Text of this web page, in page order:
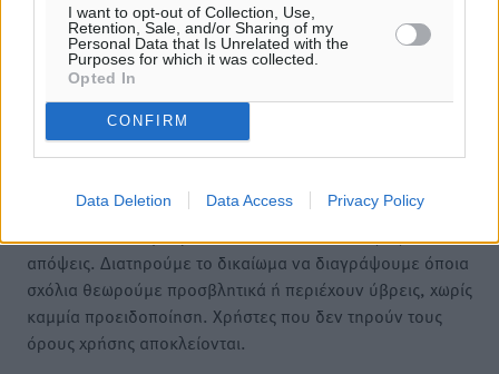
I want to opt-out of Collection, Use,
Retention, Sale, and/or Sharing of my
Personal Data that Is Unrelated with the
Purposes for which it was collected.
Opted In
CONFIRM
Data Deletion Data Access Privacy Policy
ΤΟΠΙΚΈΣ ΕΙΔΉΣΕΙΣ
Το νέο Ειδικό Χωροταξικό για τον Τουρισμό
ξανασχεδιάζει τον επενδυτικό χάρτη της Ρόδου
09.08.26 · 08:16
Σχολιασμός Άρθρου
Τα σχόλια εκφράζουν αποκλειστικά τον εκάστοτε
απόψεις. Διατηρούμε το δικαίωμα να διαγράψουμε όποια
σχόλια θεωρούμε προσβλητικά ή περιέχουν ύβρεις, χωρίς
καμμία προειδοποίηση. Χρήστες που δεν τηρούν τους
όρους χρήσης αποκλείονται.